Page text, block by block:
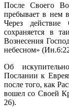
После Своего
пребывает в нем
Через
сохраняется в
Вознесения
небесном»
Об
Послании к
после того, как
вошел со Своей
26).